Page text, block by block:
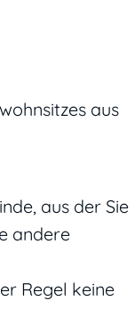
aus
aus der Sie
andere
Regel keine